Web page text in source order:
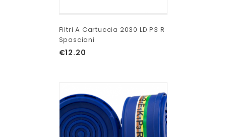
Filtri A Cartuccia 2030 LD P3 R
Spasciani
€12.20